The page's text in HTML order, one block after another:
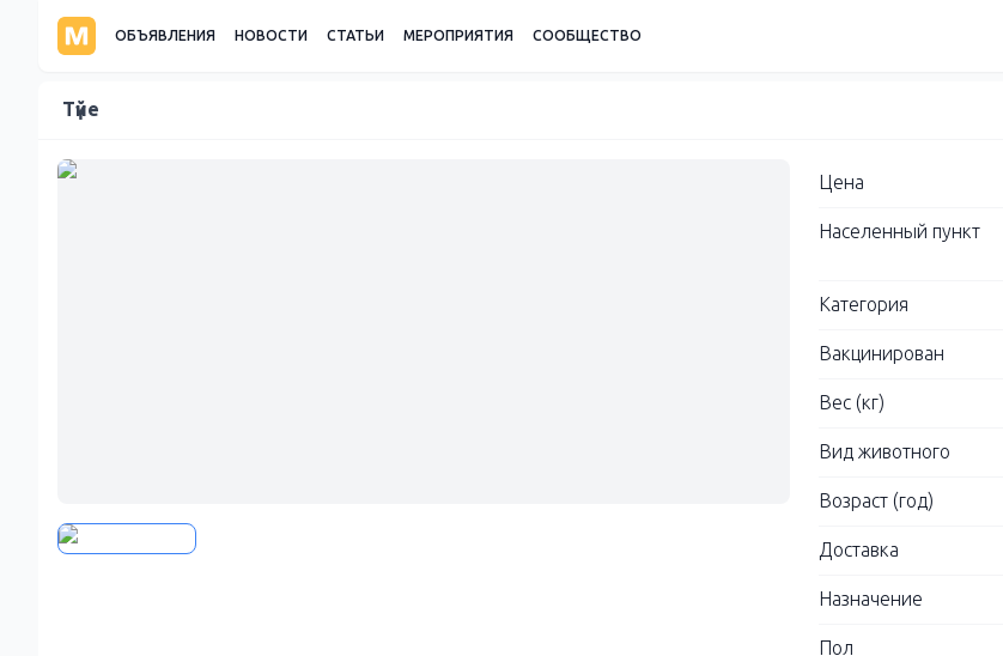
ОБЪЯВЛЕНИЯ НОВОСТИ СТАТЬИ МЕРОПРИЯТИЯ СООБЩЕСТВО
Түйе
Цена
Населенный пункт
Категория
Вакцинирован
Вес (кг)
Вид животного
Возраст (год)
Доставка
Назначение
Пол